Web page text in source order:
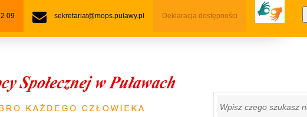
09 sekretariat@mops.pulawy.pl Deklaracja dostępności
SZUKAJ